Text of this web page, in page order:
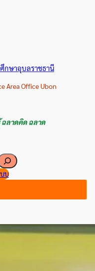
กษาอุบลราชธานี
Area Office Ubon
ฉลาดคิด ฉลาด
บ